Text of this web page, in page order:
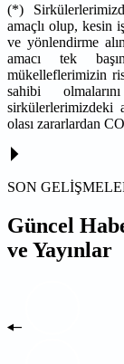
(*)
amaçlı olup, kesin
ve yönlendirme
amacı tek
mükelleflerimizin
sahibi
sirkülerlerimizdeki
olası zararlardan
SON
Güncel
ve Yayınlar